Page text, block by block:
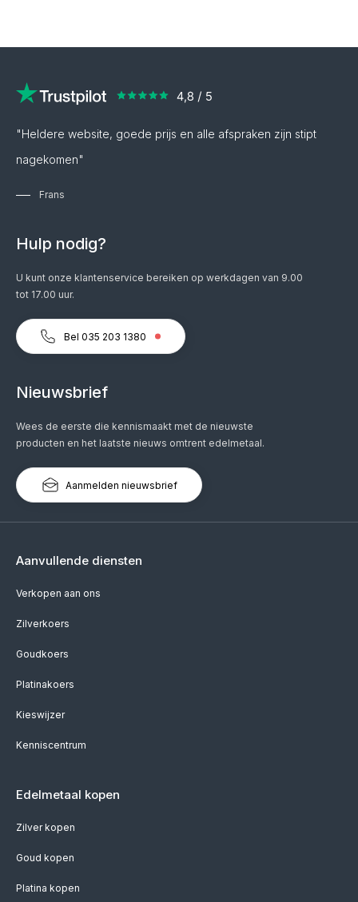
"Heldere website, goede prijs en alle afspraken zijn stipt
nagekomen"
Frans
Hulp nodig?
U kunt onze klantenservice bereiken op werkdagen van 9.00
tot 17.00 uur.
Bel 035 203 1380
Nieuwsbrief
Wees de eerste die kennismaakt met de nieuwste
producten en het laatste nieuws omtrent edelmetaal.
Aanmelden nieuwsbrief
Aanvullende diensten
Verkopen aan ons
Zilverkoers
Goudkoers
Platinakoers
Kieswijzer
Kenniscentrum
Edelmetaal kopen
Zilver kopen
Goud kopen
Platina kopen